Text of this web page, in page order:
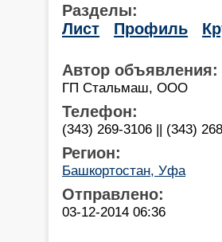
Разделы:
Лист
Профиль
Автор объявления:
ГП Стальмаш, ООО
Телефон:
(343) 269-3106 || (343)
Регион:
Башкортостан, Уфа
Отправлено:
03-12-2014 06:36